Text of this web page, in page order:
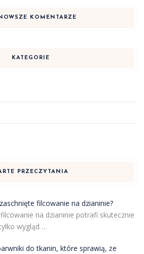
KOMENTARZE
KATEGORIE
PRZECZYTANIA
filcowanie na dzianinie?
na dzianinie potrafi skutecznie
wygląd …
do tkanin, które sprawią, że